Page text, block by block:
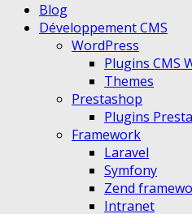
Blog
Développement CMS
WordPress
Plugins CMS
Themes
Prestashop
Plugins
Framework
Laravel
Symfony
Zend
Intranet